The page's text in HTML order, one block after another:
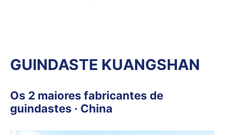
GUINDASTE KUANGSHAN
Os 2 maiores fabricantes de
guindastes · China